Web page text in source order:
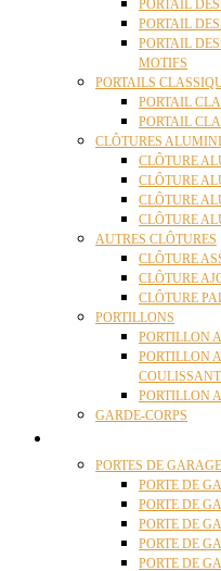
PORTAIL
PORTAIL
PORTAIL
MOTIFS
PORTAILS
PORTAIL
PORTAIL
CLÔTURES
CLÔTURE
CLÔTURE
CLÔTURE
CLÔTURE
AUTRES CLÔTURES
CLÔTURE
CLÔTURE
CLÔTURE
PORTILLONS
PORTILLON
PORTILLON
PORTILLON
GARDE-CORPS
PORTES DE
PORTE DE
PORTE DE
PORTE DE
PORTE DE
PORTE DE